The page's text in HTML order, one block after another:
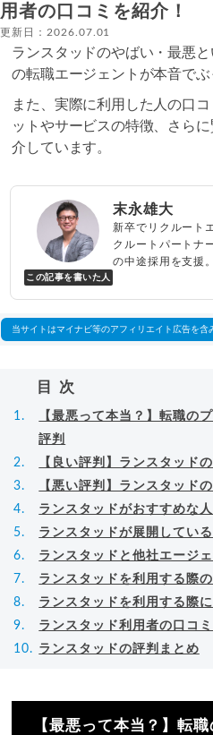
用者の口コミを紹介！
更新日：2026.07.01
ランスタッドのやばい・最悪
の転職エージェントが本音でぶ
また、実際に利用した人の口
ットやサービスの特徴、さら
介しています。
この記事を書いた人
末永雄大
新卒でリクルート
クルートパートナ
の中途採用を支援
べらない転職エー
当サイトはマイナビ等のアフィリエイト広告を含
目次
【最悪って本当？】転職の
評判
【良い評判】ランスタッド
【悪い評判】ランスタッド
ランスタッドがおすすめな
ランスタッドが展開してい
ランスタッドと他社エージ
ランスタッドを利用する際
ランスタッドを利用する際
ランスタッド利用者の口コ
ランスタッドの評判まとめ
【最悪って本当？】転